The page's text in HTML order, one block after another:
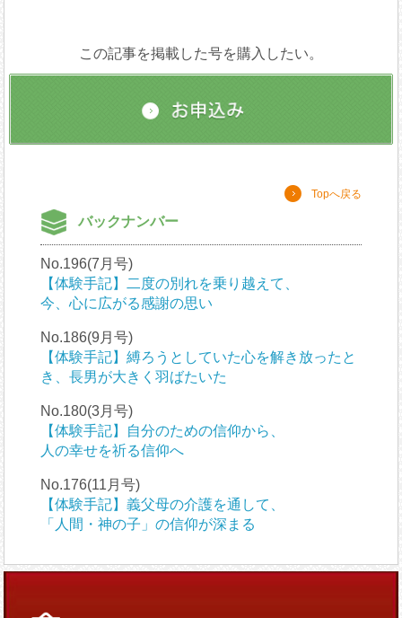
この記事を掲載した号を購入したい。
Topへ戻る
バックナンバー
No.196(7月号)
【体験手記】二度の別れを乗り越えて、
今、心に広がる感謝の思い
No.186(9月号)
【体験手記】縛ろうとしていた心を解き放ったと
き、長男が大きく羽ばたいた
No.180(3月号)
【体験手記】自分のための信仰から、
人の幸せを祈る信仰へ
No.176(11月号)
【体験手記】義父母の介護を通して、
「人間・神の子」の信仰が深まる